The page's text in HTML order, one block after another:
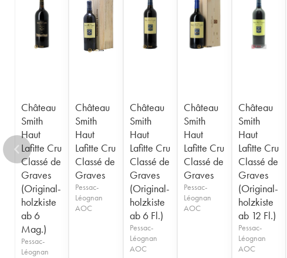
1955
1953 1952 1950
1949
1947
1945 1920 1878
Château
Smith
Haut
Lafitte Cru
Classé de
Graves
(Original-
holzkiste
ab 6
Mag.)
Pessac-
Léognan
Château
Smith
Haut
Lafitte Cru
Classé de
Graves
Pessac-
Léognan
AOC
Château
Smith
Haut
Lafitte Cru
Classé de
Graves
(Original-
holzkiste
ab 6 Fl.)
Pessac-
Léognan
AOC
Château
Smith
Haut
Lafitte Cru
Classé de
Graves
Pessac-
Léognan
AOC
Château
Smith
Haut
Lafitte Cru
Classé de
Graves
(Original-
holzkiste
ab 12 Fl.)
Pessac-
Léognan
AOC